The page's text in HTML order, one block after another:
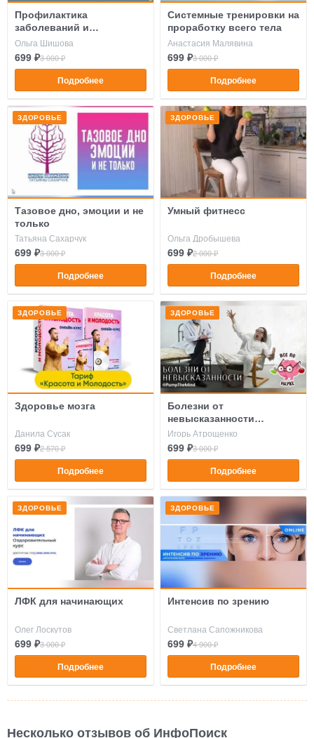
Профилактика
заболеваний и
восстановление суставов
Ольга Шишова
699 ₽3 000 ₽
Подробнее
Cистемные тренировки на
проработку всего тела
Анастасия Малявина
699 ₽3 000 ₽
Подробнее
ЗДОРОВЬЕ
Тазовое дно, эмоции и не
только
Татьяна Сахарчук
699 ₽3 000 ₽
Подробнее
ЗДОРОВЬЕ
Умный фитнесс
Ольга Дробышева
699 ₽2 000 ₽
Подробнее
ЗДОРОВЬЕ
Здоровье мозга
Данила Сусак
699 ₽2 570 ₽
Подробнее
ЗДОРОВЬЕ
Болезни от
невысказанности
психотерапия вашими
руками
Игорь Атрощенко
699 ₽3 000 ₽
Подробнее
ЗДОРОВЬЕ
ЛФК для начинающих
Олег Лоскутов
699 ₽3 000 ₽
Подробнее
ЗДОРОВЬЕ
Интенсив по зрению
Светлана Сапожникова
699 ₽4 900 ₽
Подробнее
Несколько отзывов об ИнфоПоиск